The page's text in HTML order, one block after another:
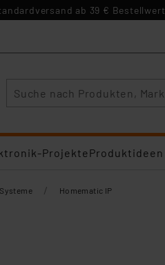
ab 39 € Bestellwert
Projekte
/ Homematic IP